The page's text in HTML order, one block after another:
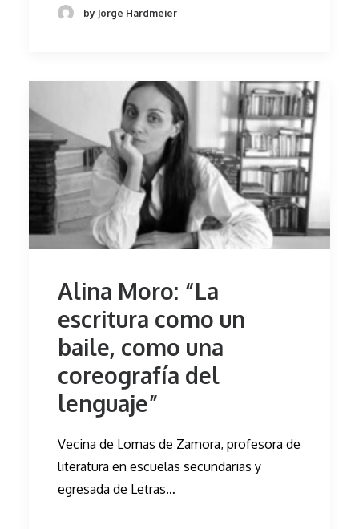
by Jorge Hardmeier
Alina Moro: “La
escritura como un
baile, como una
coreografía del
lenguaje”
Vecina de Lomas de Zamora, profesora de
literatura en escuelas secundarias y
egresada de Letras…